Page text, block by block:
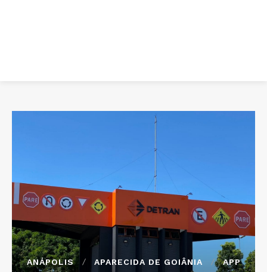
ANÁPOLIS APARECIDA DE GOIÂNIA APP